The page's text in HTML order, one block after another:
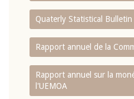
Quaterly Statistical Bulletin
Rapport annuel de la
Rapport annuel sur la
l'UEMOA